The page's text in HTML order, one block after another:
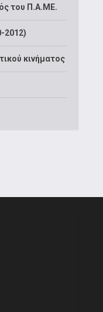
του Π.Α.ΜΕ.
2012)
κινήματος